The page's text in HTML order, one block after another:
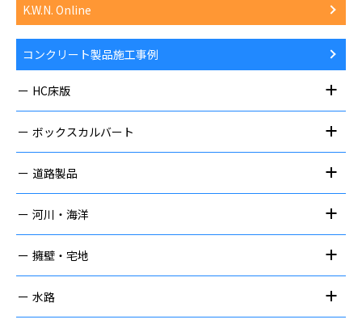
K.W.N. Online
コンクリート製品施工事例
HC床版
ボックスカルバート
道路製品
河川・海洋
擁壁・宅地
水路